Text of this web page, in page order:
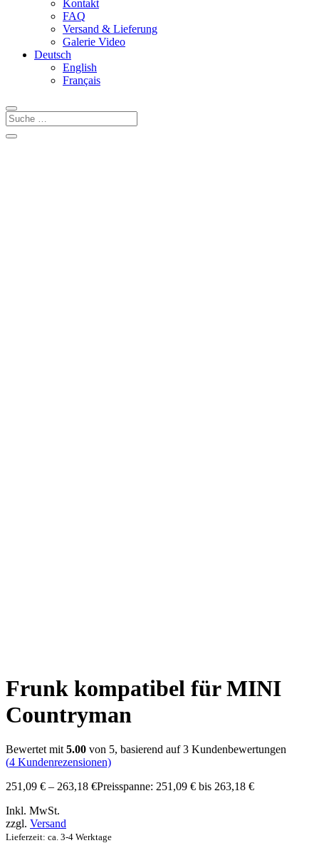
Kontakt
FAQ
Versand & Lieferung
Galerie Video
Deutsch
English
Français
Frunk kompatibel für MINI
Countryman
Bewertet mit 5.00 von 5, basierend auf3 Kundenbewertungen
(4 Kundenrezensionen)
251,09 € – 263,18 €Preisspanne: 251,09 € bis 263,18 €
Inkl. MwSt.
zzgl. Versand
Lieferzeit: ca. 3-4 Werktage